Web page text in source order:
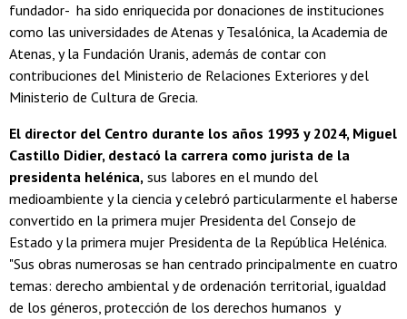
fundador- ha sido enriquecida por donaciones de instituciones
como las universidades de Atenas y Tesalónica, la Academia de
Atenas, y la Fundación Uranis, además de contar con
contribuciones del Ministerio de Relaciones Exteriores y del
Ministerio de Cultura de Grecia.
El director del Centro durante los años 1993 y 2024, Miguel
Castillo Didier, destacó la carrera como jurista de la
presidenta helénica, sus labores en el mundo del
medioambiente y la ciencia y celebró particularmente el haberse
convertido en la primera mujer Presidenta del Consejo de
Estado y la primera mujer Presidenta de la República Helénica.
"Sus obras numerosas se han centrado principalmente en cuatro
temas: derecho ambiental y de ordenación territorial, igualdad
de los géneros, protección de los derechos humanos y